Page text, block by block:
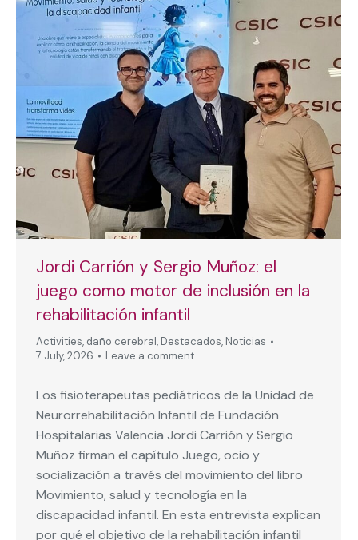
Jordi Carrión y Sergio Muñoz: el
juego como motor de inclusión en la
rehabilitación infantil
Activities, daño cerebral, Destacados, Noticias
7 July, 2026
Leave a comment
Los fisioterapeutas pediátricos de la Unidad de
Neurorrehabilitación Infantil de Fundación
Hospitalarias Valencia Jordi Carrión y Sergio
Muñoz firman el capítulo Juego, ocio y
socialización a través del movimiento del libro
Movimiento, salud y tecnología en la
discapacidad infantil. En esta entrevista explican
por qué el objetivo de la rehabilitación infantil